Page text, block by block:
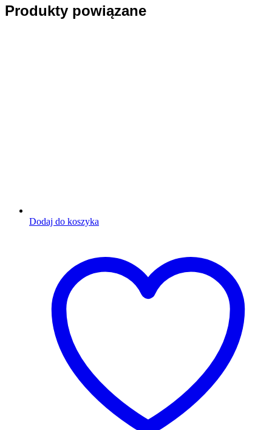
Produkty powiązane
Dodaj do koszyka